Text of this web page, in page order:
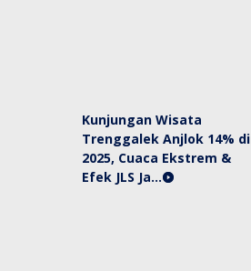
Kunjungan Wisata
Trenggalek Anjlok 14% di
2025, Cuaca Ekstrem &
Efek JLS Ja…